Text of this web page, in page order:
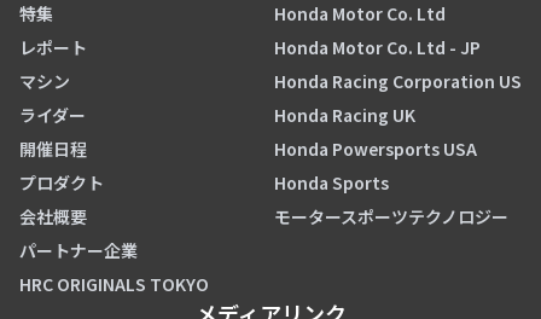
特集
レポート
マシン
ライダー
開催日程
プロダクト
会社概要
パートナー企業
HRC ORIGINALS TOKYO
Honda Motor Co. Ltd
Honda Motor Co. Ltd - JP
Honda Racing Corporation US
Honda Racing UK
Honda Powersports USA
Honda Sports
モータースポーツテクノロジー